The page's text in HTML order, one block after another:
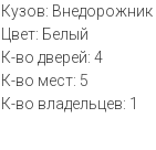
Кузов: Внедорожник
Цвет: Белый
К-во дверей: 4
К-во мест: 5
К-во владельцев: 1